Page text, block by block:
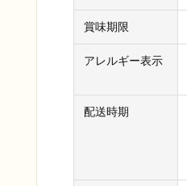
賞味期限
アレルギー表示
配送時期